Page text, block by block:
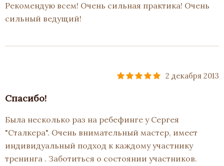
Рекомендую всем! Очень сильная практика! Очень
сильный ведущий!⁠
2 декабря 2013
Спасибо!
Была несколько раз на ребефинге у Сергея
"Сталкера". Очень внимательный мастер, имеет
индивидуальный подход к каждому участнику
тренинга . Заботиться о состоянии участников.